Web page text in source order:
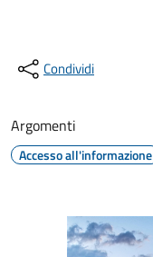
Condividi
Argomenti
Accesso all'informazione